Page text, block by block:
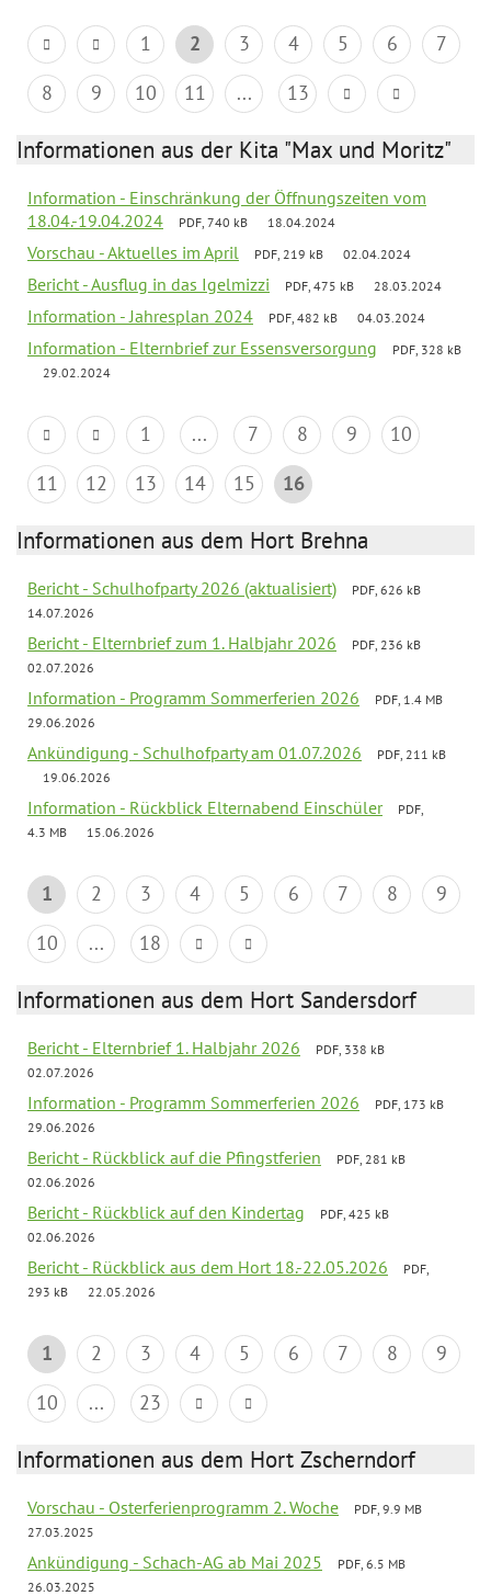
1 2 3 4 5 6
7
8
9 10 11 ... 13
Informationen aus der Kita "Max und Moritz"
Information - Einschränkung der Öffnungszeiten vom
18.04.-19.04.2024
PDF, 740 kB 18.04.2024
Vorschau - Aktuelles im April PDF, 219 kB 02.04.2024
Bericht - Ausflug in das Igelmizzi PDF, 475 kB 28.03.2024
Information - Jahresplan 2024 PDF, 482 kB 04.03.2024
Information - Elternbrief zur Essensversorgung
PDF, 328 kB
29.02.2024
1 ... 7 8 9
10
11
12 13 14 15 16
Informationen aus dem Hort Brehna
Bericht - Schulhofparty 2026 (aktualisiert)
PDF, 626 kB
14.07.2026
Bericht - Elternbrief zum 1. Halbjahr 2026
PDF, 236 kB
02.07.2026
Information - Programm Sommerferien 2026
PDF, 1.4 MB
29.06.2026
Ankündigung - Schulhofparty am 01.07.2026
PDF, 211 kB
19.06.2026
Information - Rückblick Elternabend Einschüler
PDF,
4.3 MB
15.06.2026
1 2 3 4 5 6 7 8
9
10
... 18
Informationen aus dem Hort Sandersdorf
Bericht - Elternbrief 1. Halbjahr 2026
PDF, 338 kB
02.07.2026
Information - Programm Sommerferien 2026
PDF, 173 kB
29.06.2026
Bericht - Rückblick auf die Pfingstferien
PDF, 281 kB
02.06.2026
Bericht - Rückblick auf den Kindertag
PDF, 425 kB
02.06.2026
Bericht - Rückblick aus dem Hort 18.-22.05.2026
PDF,
293 kB
22.05.2026
1 2 3 4 5 6 7 8
9
10
... 23
Informationen aus dem Hort Zscherndorf
Vorschau - Osterferienprogramm 2. Woche
PDF, 9.9 MB
27.03.2025
Ankündigung - Schach-AG ab Mai 2025
PDF, 6.5 MB
26.03.2025